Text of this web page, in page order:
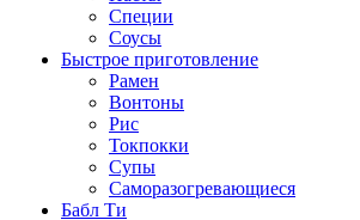
Специи
Соусы
Быстрое приготовление
Рамен
Вонтоны
Рис
Токпокки
Супы
Саморазогревающиеся
Бабл Ти